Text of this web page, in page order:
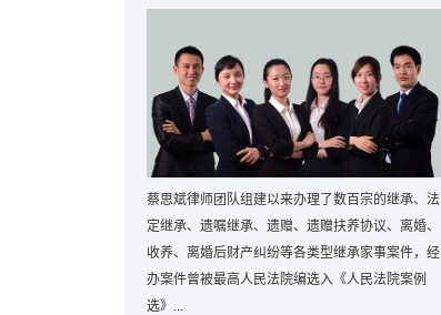
蔡思斌律师团队组建以来办理了数百宗的继承、法
定继承、遗嘱继承、遗赠、遗赠扶养协议、离婚、
收养、离婚后财产纠纷等各类型继承家事案件，经
办案件曾被最高人民法院编选入《人民法院案例
选》...